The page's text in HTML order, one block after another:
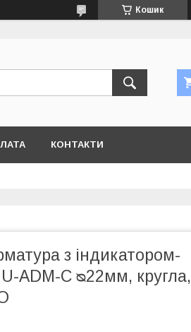
Кошик
КОНТАКТИ
з індикатором-
ADM-С ᴓ22мм, кругла,